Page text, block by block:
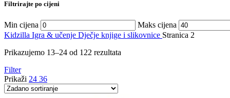
Filtrirajte po cijeni
Min cijena Maks cijena
Kidzilla Igra & učenje Dječje knjige i slikovnice Stranica 2
Prikazujemo 13–24 od 122 rezultata
Filter
Prikaži 24 36